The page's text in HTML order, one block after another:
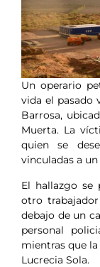
Un operario
vida el pasado
Barrosa,
Muerta. La
quien se
vinculadas a
El hallazgo se
otro
debajo de un
personal
mientras que
Lucrecia Sola.